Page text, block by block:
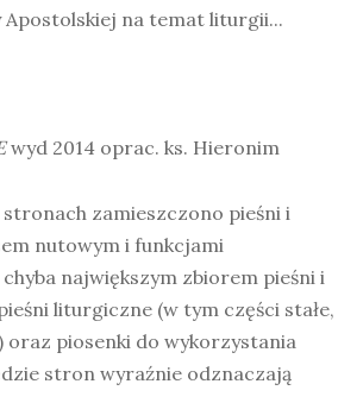
na temat liturgii...
wyd 2014 oprac. ks. Hieronim
zamieszczono pieśni i
nutowym i funkcjami
największym zbiorem pieśni i
liturgiczne (w tym części stałe,
piosenki do wykorzystania
stron wyraźnie odznaczają